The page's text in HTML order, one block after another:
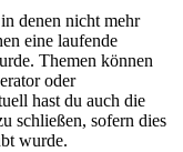
denen nicht mehr
eine laufende
Themen können
oder
hast du auch die
schließen, sofern dies
wurde.